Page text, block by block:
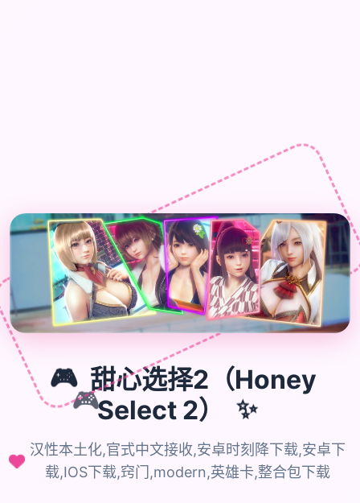
🎮
🎮 甜心选择2（Honey
Select 2）
✨
汉性本土化,官式中文接收,安卓时刻降下载,安卓下
载,IOS下载,窍门,modern,英雄卡,整合包下载